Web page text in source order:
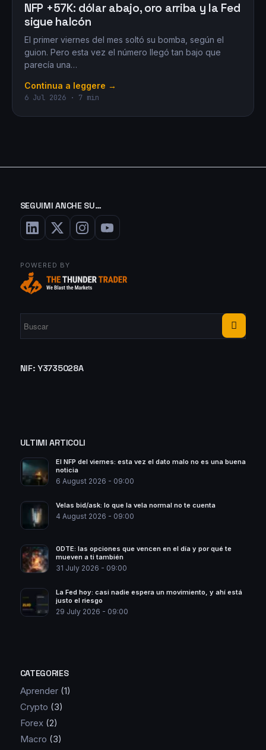
NFP +57K: dólar abajo, oro arriba y la Fed
sigue halcón
El primer viernes del mes soltó su bomba, según el
guion. Pero esta vez el número llegó tan bajo que
parecía una…
Continua a leggere →
6 Jul 2026 · 7 min
SEGUIMI ANCHE SU…
POWERED BY
NIF: Y3735028A
ULTIMI ARTICOLI
El NFP del viernes: esta vez el dato malo no es una buena
noticia
6 August 2026 - 09:00
Velas bid/ask: lo que la vela normal no te cuenta
4 August 2026 - 09:00
0DTE: las opciones que vencen en el día y por qué te
mueven a ti también
31 July 2026 - 09:00
La Fed hoy: casi nadie espera un movimiento, y ahí está
justo el riesgo
29 July 2026 - 09:00
CATEGORIES
Aprender(1)
Crypto (3)
Forex(2)
Macro (3)